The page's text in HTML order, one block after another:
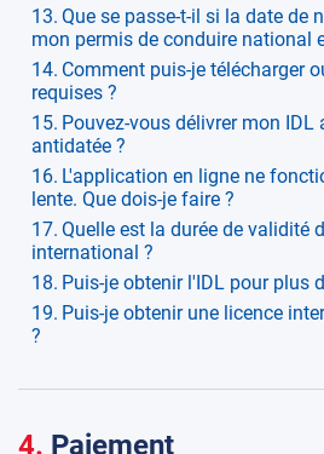
Que se passe-t-il si la date de
mon permis de conduire national
Comment puis-je télécharger
requises ?
Pouvez-vous délivrer mon IDL
antidatée ?
L'application en ligne ne
lente. Que dois-je faire ?
Quelle est la durée de validité
international ?
Puis-je obtenir l'IDL pour plus
Puis-je obtenir une licence
?
4. Paiement